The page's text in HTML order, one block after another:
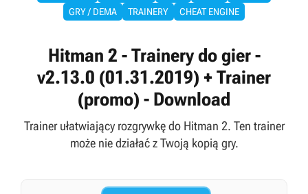
GRY / DEMA
TRAINERY CHEAT ENGINE
Hitman 2 - Trainery do gier -
v2.13.0 (01.31.2019) + Trainer
(promo) - Download
Trainer ułatwiający rozgrywkę do Hitman 2. Ten trainer
może nie działać z Twoją kopią gry.